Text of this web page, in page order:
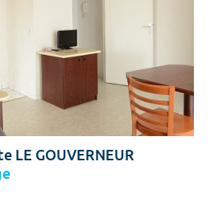
LE GOUVERNEUR